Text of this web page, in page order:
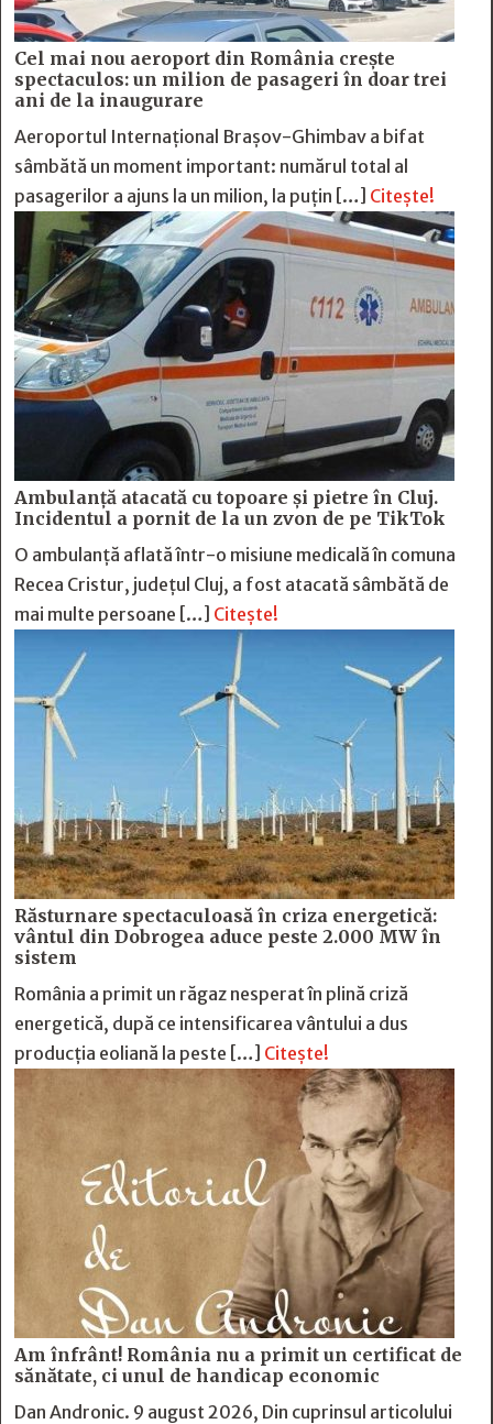
Cel mai nou aeroport din România crește
spectaculos: un milion de pasageri în doar trei
ani de la inaugurare
Aeroportul Internațional Brașov-Ghimbav a bifat
sâmbătă un moment important: numărul total al
pasagerilor a ajuns la un milion, la puțin […] Citește!
Ambulanță atacată cu topoare și pietre în Cluj.
Incidentul a pornit de la un zvon de pe TikTok
O ambulanță aflată într-o misiune medicală în comuna
Recea Cristur, județul Cluj, a fost atacată sâmbătă de
mai multe persoane […] Citește!
Răsturnare spectaculoasă în criza energetică:
vântul din Dobrogea aduce peste 2.000 MW în
sistem
România a primit un răgaz nesperat în plină criză
energetică, după ce intensificarea vântului a dus
producția eoliană la peste […] Citește!
Am înfrânt! România nu a primit un certificat de
sănătate, ci unul de handicap economic
Dan Andronic. 9 august 2026, Din cuprinsul articolului